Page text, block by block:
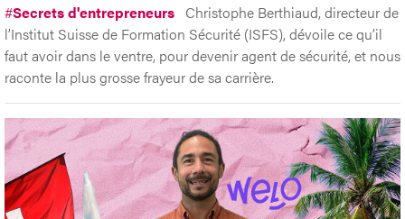
#Secrets d'entrepreneurs Christophe Berthiaud, directeur de
l’Institut Suisse de Formation Sécurité (ISFS), dévoile ce qu’il
faut avoir dans le ventre, pour devenir agent de sécurité, et nous
raconte la plus grosse frayeur de sa carrière.